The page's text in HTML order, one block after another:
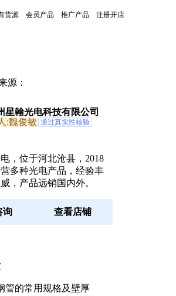
货源 会员产品 推广产品 注册开店
源：
星翰光电科技有限公司
:魏俊敏 通过真实性核验
，位于河北沧县，2018
多种光电产品，经验丰
，产品远销国内外。
询 查看店铺
管的常用规格及壁厚